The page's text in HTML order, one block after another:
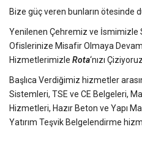
Bize güç veren bunların ötesinde
Yenilenen Çehremiz ve İsmimizle
Ofislerinize Misafir Olmaya
Hizmetlerimizle Rota‘nızı Çiziyoruz.
Başlıca Verdiğimiz hizmetler
Sistemleri, TSE ve CE Belgeleri,
Hizmetleri, Hazır Beton ve Yapı
Yatırım Teşvik Belgelendirme